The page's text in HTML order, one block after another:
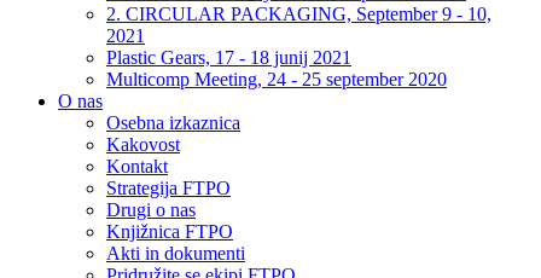
2. CIRCULAR PACKAGING, September 9 - 10,
2021
Plastic Gears, 17 - 18 junij 2021
Multicomp Meeting, 24 - 25 september 2020
O nas
Osebna izkaznica
Kakovost
Kontakt
Strategija FTPO
Drugi o nas
Knjižnica FTPO
Akti in dokumenti